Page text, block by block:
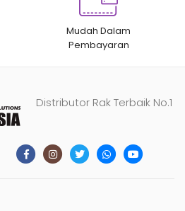
Mudah Dalam
Pembayaran
Distributor Rak Terbaik No.1